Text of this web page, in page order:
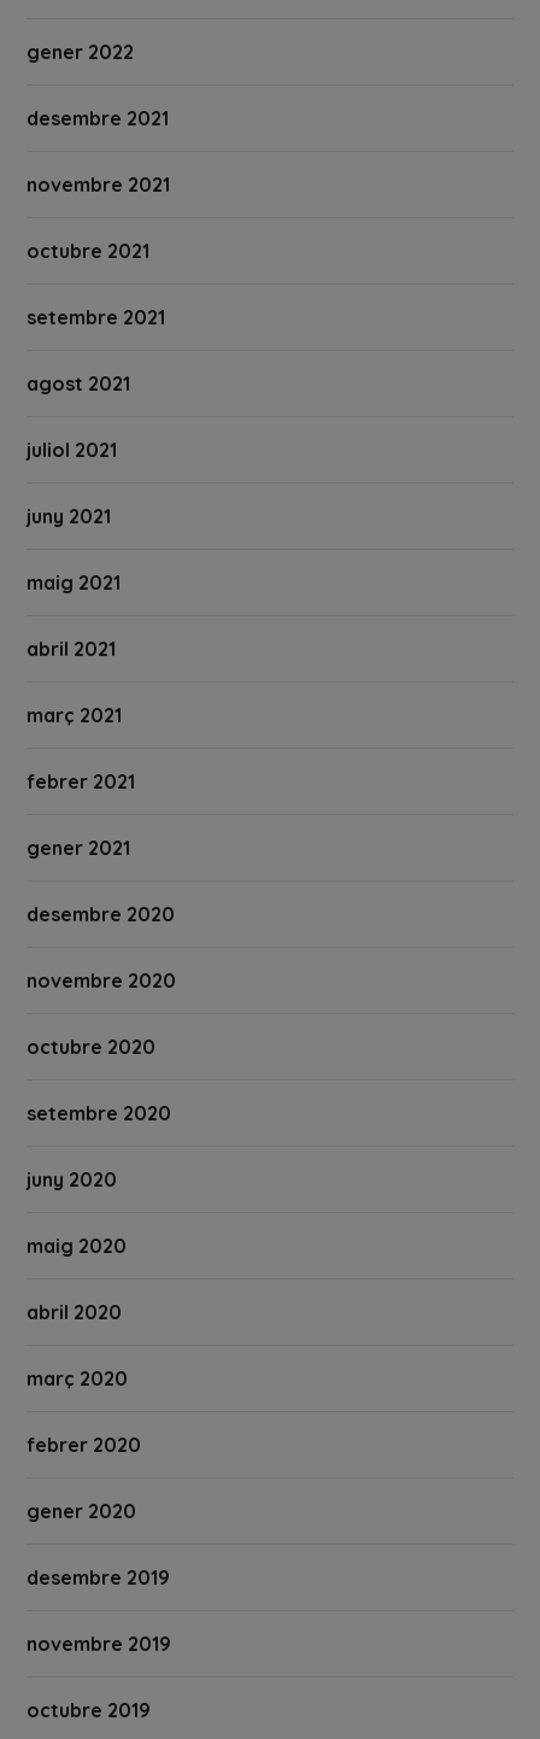
gener 2022
desembre 2021
novembre 2021
octubre 2021
setembre 2021
agost 2021
juliol 2021
juny 2021
maig 2021
abril 2021
març 2021
febrer 2021
gener 2021
desembre 2020
novembre 2020
octubre 2020
setembre 2020
juny 2020
maig 2020
abril 2020
març 2020
febrer 2020
gener 2020
desembre 2019
novembre 2019
octubre 2019